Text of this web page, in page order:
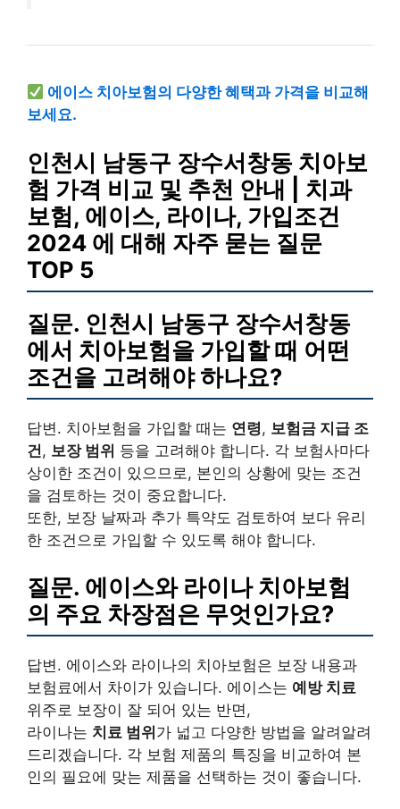
에이스 치아보험의 다양한 혜택과 가격을 비교해
보세요.
인천시 남동구 장수서창동 치아보
험 가격 비교 및 추천 안내 | 치과
보험, 에이스, 라이나, 가입조건
2024 에 대해 자주 묻는 질문
TOP 5
질문. 인천시 남동구 장수서창동
에서 치아보험을 가입할 때 어떤
조건을 고려해야 하나요?
답변. 치아보험을 가입할 때는 연령, 보험금 지급 조
건, 보장 범위 등을 고려해야 합니다. 각 보험사마다
상이한 조건이 있으므로, 본인의 상황에 맞는 조건
을 검토하는 것이 중요합니다.
또한, 보장 날짜과 추가 특약도 검토하여 보다 유리
한 조건으로 가입할 수 있도록 해야 합니다.
질문. 에이스와 라이나 치아보험
의 주요 차장점은 무엇인가요?
답변. 에이스와 라이나의 치아보험은 보장 내용과
보험료에서 차이가 있습니다. 에이스는 예방 치료
위주로 보장이 잘 되어 있는 반면,
라이나는 치료 범위 가 넓고 다양한 방법을 알려알려
드리겠습니다. 각 보험 제품의 특징을 비교하여 본
인의 필요에 맞는 제품을 선택하는 것이 좋습니다.